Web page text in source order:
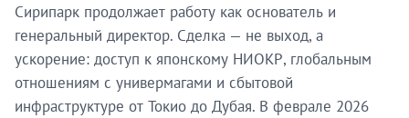
Сирипарк продолжает работу как основатель и
генеральный директор. Сделка — не выход, а
ускорение: доступ к японскому НИОКР, глобальным
отношениям с универмагами и сбытовой
инфраструктуре от Токио до Дубая. В феврале 2026